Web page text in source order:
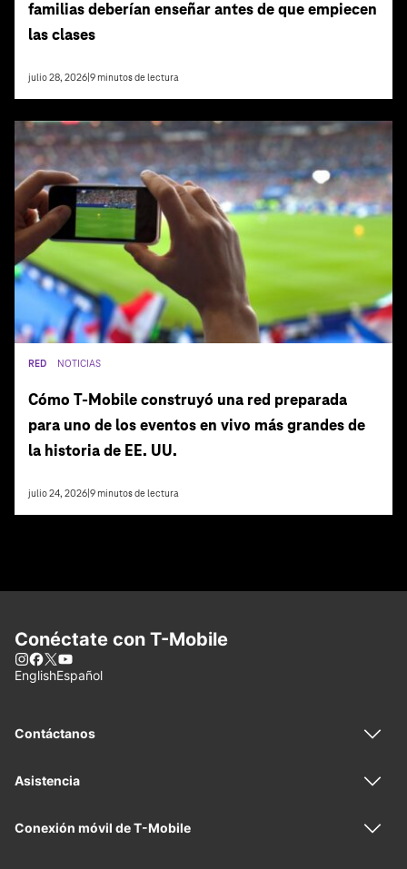
familias deberían enseñar antes de que empiecen
las clases
julio 28, 2026 9 minutos de lectura
RED NOTICIAS
Cómo T‑Mobile construyó una red preparada
para uno de los eventos en vivo más grandes de
la historia de EE. UU.
julio 24, 2026 9 minutos de lectura